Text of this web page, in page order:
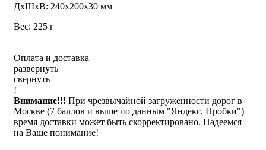
ДxШxВ: 240x200x30 мм
Вес: 225 г
Оплата и доставка
развернуть
свернуть
!
Внимание!!! При чрезвычайной загруженности дорог в
Москве (7 баллов и выше по данным "Яндекс. Пробки")
время доставки может быть скорректировано. Надеемся
на Ваше понимание!